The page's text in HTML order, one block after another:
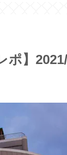
ポ】